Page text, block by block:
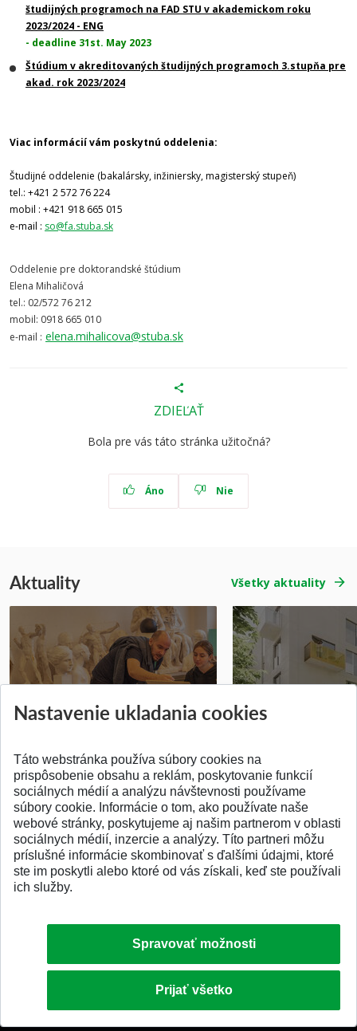
študijných programoch na FAD STU v akademickom roku
2023/2024 - ENG
- deadline 31st. May 2023
Štúdium v akreditovaných študijných programoch 3.stupňa pre
akad. rok 2023/2024
Viac informácií vám poskytnú oddelenia:
Študijné oddelenie (bakalársky, inžiniersky, magisterský stupeň)
tel.: +421 2 572 76 224
mobil : +421 918 665 015
e-mail : so@fa.stuba.sk
Oddelenie pre doktorandské štúdium
Elena Mihaličová
tel.: 02/572 76 212
mobil: 0918 665 010
e-mail : elena.mihalicova@stuba.sk
ZDIEĽAŤ
Bola pre vás táto stránka užitočná?
Áno Nie
Aktuality Všetky aktuality
Pridané 14.07.2026 Pridané 03.07.2026
SPÄŤ NA VRCH
Nastavenie ukladania cookies
Táto webstránka používa súbory cookies na
prispôsobenie obsahu a reklám, poskytovanie funkcií
sociálnych médií a analýzu návštevnosti používame
súbory cookie. Informácie o tom, ako používate naše
webové stránky, poskytujeme aj našim partnerom v oblasti
sociálnych médií, inzercie a analýzy. Títo partneri môžu
príslušné informácie skombinovať s ďalšími údajmi, ktoré
ste im poskytli alebo ktoré od vás získali, keď ste používali
ich služby.
Spravovať možnosti
Prijať všetko